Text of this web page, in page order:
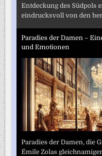
Entdeckung des Südpols
eindrucksvoll von den
Paradies der Damen –
und Emotionen
Paradies der Damen, die
Émile Zolas